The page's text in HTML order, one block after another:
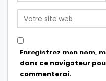
Enregistrez mon nom,
dans ce navigateur
commenterai.